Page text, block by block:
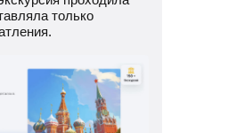
только